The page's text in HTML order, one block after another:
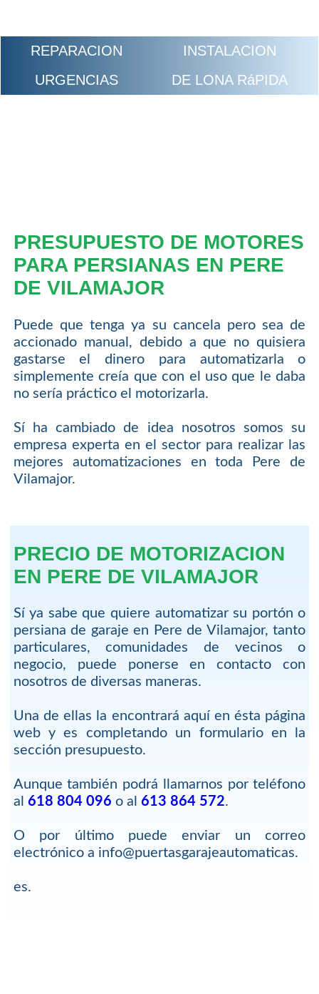
REPARACION
INSTALACION
URGENCIAS
DE LONA RáPIDA
PRESUPUESTO DE MOTORES
PARA PERSIANAS EN PERE
DE VILAMAJOR
Puede que tenga ya su cancela pero sea de
accionado manual, debido a que no quisiera
gastarse el dinero para automatizarla o
simplemente creía que con el uso que le daba
no sería práctico el motorizarla.
Sí ha cambiado de idea nosotros somos su
empresa experta en el sector para realizar las
mejores automatizaciones en toda Pere de
Vilamajor.
PRECIO DE MOTORIZACION
EN PERE DE VILAMAJOR
Sí ya sabe que quiere automatizar su portón o
persiana de garaje en Pere de Vilamajor, tanto
particulares, comunidades de vecinos o
negocio, puede ponerse en contacto con
nosotros de diversas maneras.
Una de ellas la encontrará aquí en ésta página
web y es completando un formulario en la
sección presupuesto.
Aunque también podrá llamarnos por teléfono
al 618 804 096 o al 613 864 572.
O por último puede enviar un correo
electrónico a info@puertasgarajeautomaticas.
es.